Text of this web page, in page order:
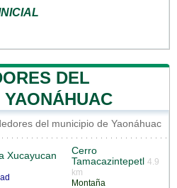
DEL
del municipio de Yaonáhuac
Xucayucan
Cerro
Tamacazintepetl 4.9
km
Montaña